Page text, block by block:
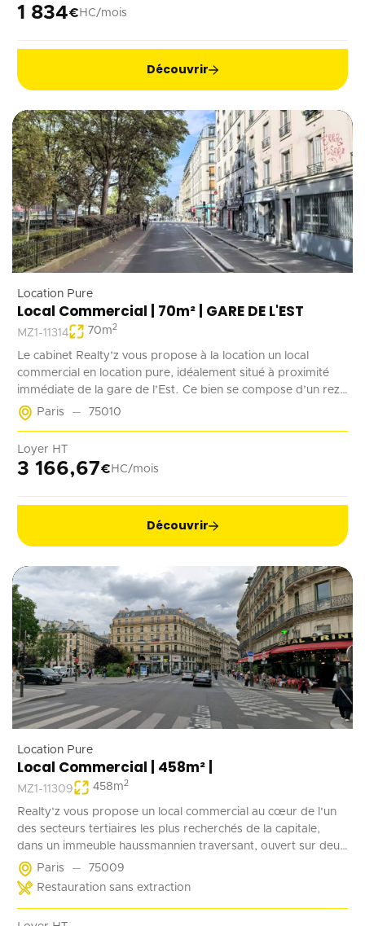
1 834€ HC/mois
Découvrir
Location Pure
Local Commercial | 70m² | GARE DE L'EST
MZ1-11314 70m2
Le cabinet Realty’z vous propose à la location un local
commercial en location pure, idéalement situé à proximité
immédiate de la gare de l’Est. Ce bien se compose d’un rez-
de-chaussée de 70 m² accessible à la fois depuis la rue et les
parties communes de l’immeuble. Deux emplacements de
rénové, ce local est adapté à tout type d’activité ne générant
pas de nuisances.
Paris 75010
Loyer HT
3 166,67€ HC/mois
Découvrir
Location Pure
Local Commercial | 458m² |
MZ1-11309 458m2
Realty'z vous propose un local commercial au cœur de l'un
des secteurs tertiaires les plus recherchés de la capitale,
dans un immeuble haussmannien traversant, ouvert sur deux
rues, D'une surface totale d'environ 458 m², répartis entre un
plateau généreux et un niveau complémentaire, ce bien offre
une belle hauteur sous plafond, une vitrine offrant une
Paris
75009
Restauration sans extraction